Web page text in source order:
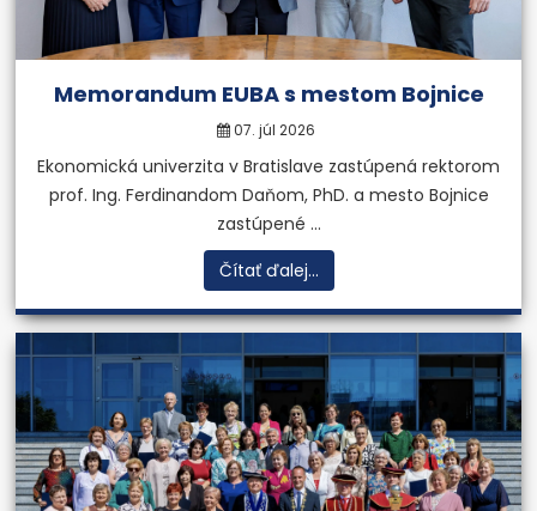
Memorandum EUBA s mestom Bojnice
07. júl 2026
Ekonomická univerzita v Bratislave zastúpená rektorom
prof. Ing. Ferdinandom Daňom, PhD. a mesto Bojnice
zastúpené ...
Čítať ďalej...